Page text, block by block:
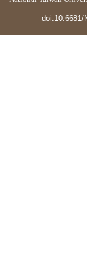
doi:10.6681/